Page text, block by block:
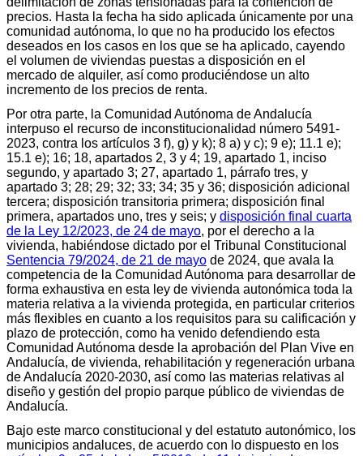
precios. Hasta la fecha ha sido aplicada únicamente por una
comunidad autónoma, lo que no ha producido los efectos
deseados en los casos en los que se ha aplicado, cayendo
el volumen de viviendas puestas a disposición en el
mercado de alquiler, así como produciéndose un alto
incremento de los precios de renta.
Por otra parte, la Comunidad Autónoma de Andalucía
interpuso el recurso de inconstitucionalidad número 5491-
2023, contra los artículos 3 f), g) y k); 8 a) y c); 9 e); 11.1 e);
15.1 e); 16; 18, apartados 2, 3 y 4; 19, apartado 1, inciso
segundo, y apartado 3; 27, apartado 1, párrafo tres, y
apartado 3; 28; 29; 32; 33; 34; 35 y 36; disposición adicional
tercera; disposición transitoria primera; disposición final
primera, apartados uno, tres y seis; y disposición final cuarta
de la Ley 12/2023, de 24 de mayo, por el derecho a la
vivienda, habiéndose dictado por el Tribunal Constitucional
Sentencia 79/2024, de 21 de mayo de 2024, que avala la
competencia de la Comunidad Autónoma para desarrollar de
forma exhaustiva en esta ley de vivienda autonómica toda la
materia relativa a la vivienda protegida, en particular criterios
más flexibles en cuanto a los requisitos para su calificación y
plazo de protección, como ha venido defendiendo esta
Comunidad Autónoma desde la aprobación del Plan Vive en
Andalucía, de vivienda, rehabilitación y regeneración urbana
de Andalucía 2020-2030, así como las materias relativas al
diseño y gestión del propio parque público de viviendas de
Andalucía.
Bajo este marco constitucional y del estatuto autonómico, los
municipios andaluces, de acuerdo con lo dispuesto en los